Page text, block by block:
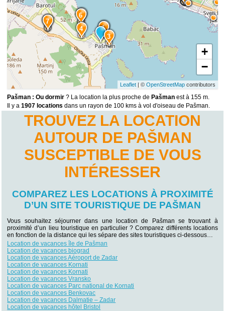
8
7
6
5
4
3
2
1
+
−
Leaflet| © OpenStreetMapcontributors
Pašman : Ou dormir ? La location la plus proche de Pašman est à 155 m.
Il y a1907 locations dans un rayon de 100 kms à vol d'oiseau de Pašman.
TROUVEZ LA LOCATION
AUTOUR DE PAŠMAN
SUSCEPTIBLE DE VOUS
INTÉRESSER
COMPAREZ LES LOCATIONS À PROXIMITÉ
D’UN SITE TOURISTIQUE DE PAŠMAN
Vous souhaitez séjourner dans une location de Pašman se trouvant à
proximité d’un lieu touristique en particulier ? Comparez différents locations
en fonction de la distance qui les sépare des sites touristiques ci-dessous…
Location de vacances île de Pašman
Location de vacances biograd
Location de vacances Aéroport de Zadar
Location de vacances Kornati
Location de vacances Kornati
Location de vacances Vransko
Location de vacances Parc national de Kornati
Location de vacances Benkovac
Location de vacances Dalmatie – Zadar
Location de vacances hôtel Bristol